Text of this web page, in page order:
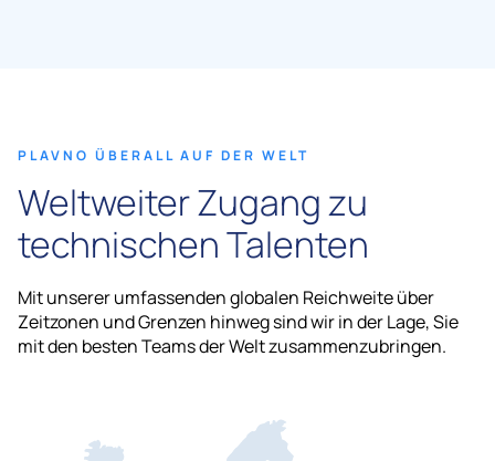
PLAVNO ÜBERALL AUF DER WELT
Weltweiter Zugang zu
technischen Talenten
Mit unserer umfassenden globalen Reichweite über
Zeitzonen und Grenzen hinweg sind wir in der Lage, Sie
mit den besten Teams der Welt zusammenzubringen.